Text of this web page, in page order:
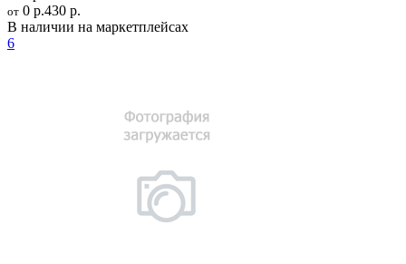
от 0 р.430 р.
В наличии на маркетплейсах
6